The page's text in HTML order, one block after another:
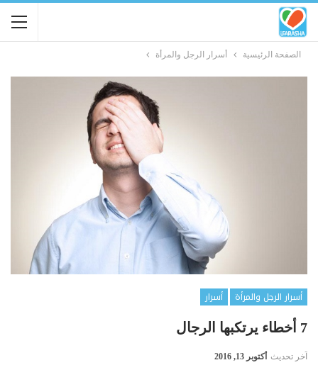
الصفحة الرئيسية أسرار الرجل والمرأة
أسرار الرجل والمرأة
أسرار
7 أخطاء يرتكبها الرجال
آخر تحديث أكتوبر 13, 2016